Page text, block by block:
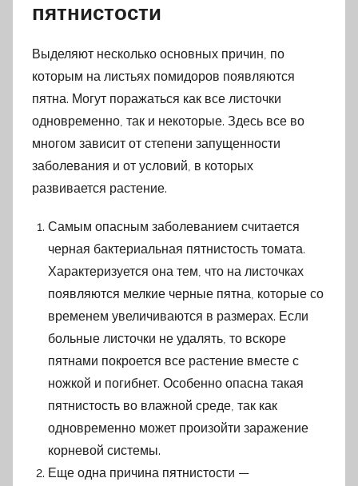
пятнистости
Выделяют несколько основных причин, по
которым на листьях помидоров появляются
пятна. Могут поражаться как все листочки
одновременно, так и некоторые. Здесь все во
многом зависит от степени запущенности
заболевания и от условий, в которых
развивается растение.
Самым опасным заболеванием считается
черная бактериальная пятнистость томата.
Характеризуется она тем, что на листочках
появляются мелкие черные пятна, которые со
временем увеличиваются в размерах. Если
больные листочки не удалять, то вскоре
пятнами покроется все растение вместе с
ножкой и погибнет. Особенно опасна такая
пятнистость во влажной среде, так как
одновременно может произойти заражение
корневой системы.
Еще одна причина пятнистости —